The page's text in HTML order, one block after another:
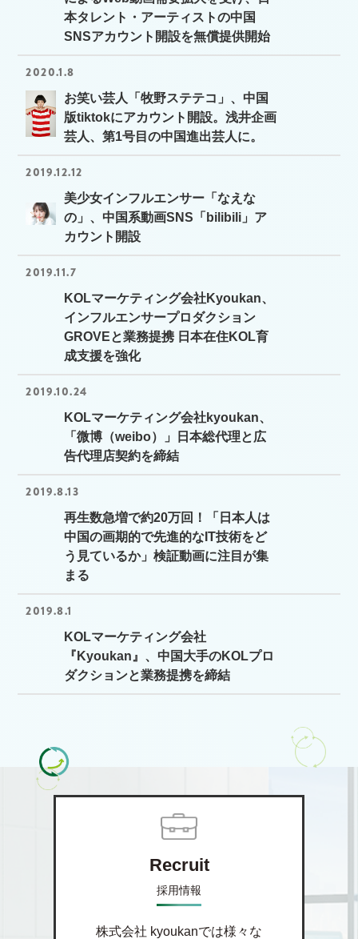
本タレント・アーティストの中国
SNSアカウント開設を無償提供開始
2020.1.8
お笑い芸人「牧野ステテコ」、中国
版tiktokにアカウント開設。浅井企画
芸人、第1号目の中国進出芸人に。
2019.12.12
美少女インフルエンサー「なえな
の」、中国系動画SNS「bilibili」ア
カウント開設
2019.11.7
KOLマーケティング会社Kyoukan、
インフルエンサープロダクション
GROVEと業務提携 日本在住KOL育
成支援を強化
2019.10.24
KOLマーケティング会社kyoukan、
「微博（weibo）」日本総代理と広
告代理店契約を締結
2019.8.13
再生数急増で約20万回！「日本人は
中国の画期的で先進的なIT技術をど
う見ているか」検証動画に注目が集
まる
2019.8.1
KOLマーケティング会社
『Kyoukan』、中国大手のKOLプロ
ダクションと業務提携を締結
Recruit
採用情報
株式会社 kyoukanでは様々な